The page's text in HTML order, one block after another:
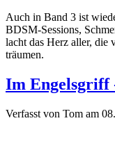
Auch in Band 3 ist
BDSM-Sessions,
lacht das Herz aller, die
träumen.
Im Engelsgriff
Verfasst von Tom am